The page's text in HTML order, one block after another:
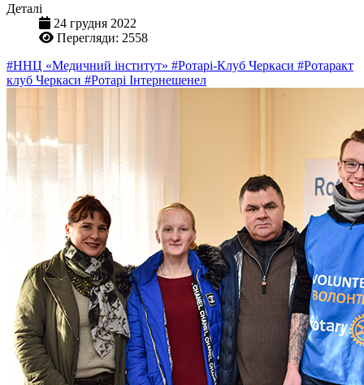
Деталі
24 грудня 2022
Перегляди: 2558
#ННЦ «Медичний інститут» #Ротарі-Клуб Черкаси #Ротаракт
клуб Черкаси #Ротарі Інтернешенел